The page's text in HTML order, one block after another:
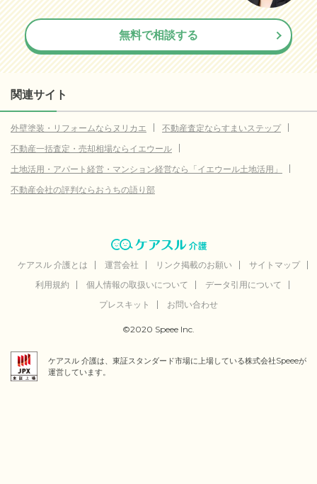
無料で相談する
関連サイト
外壁塗装・リフォームならヌリカエ
不動産査定ならすまいステップ
不動産一括査定・売却相場ならイエウール
土地活用・アパート経営・マンション経営なら「イエウール土地活用」
不動産会社の評判ならおうちの語り部
ケアスル 介護とは 運営会社 リンク掲載のお願い
サイトマップ
利用規約
個人情報の取扱いについて
データ引用について
プレスキット
お問い合わせ
©2020 Speee Inc.
ケアスル 介護は、東証スタンダード市場に上場している株式会社Speeeが
運営しています。